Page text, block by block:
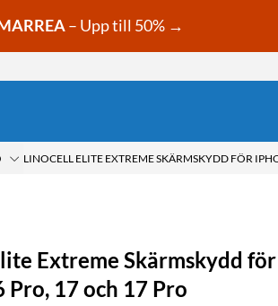
– Upp till 50% →
Extreme Skärmskydd för
Pro, 17 och 17 Pro